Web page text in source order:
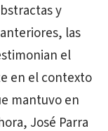
y
las
el
en el contexto
mantuvo en
José Parra